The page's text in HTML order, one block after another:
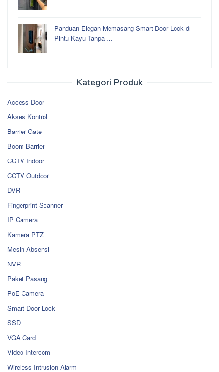
Panduan Elegan Memasang Smart Door Lock di
Pintu Kayu Tanpa …
Kategori Produk
Access Door
Akses Kontrol
Barrier Gate
Boom Barrier
CCTV Indoor
CCTV Outdoor
DVR
Fingerprint Scanner
IP Camera
Kamera PTZ
Mesin Absensi
NVR
Paket Pasang
PoE Camera
Smart Door Lock
SSD
VGA Card
Video Intercom
Wireless Intrusion Alarm